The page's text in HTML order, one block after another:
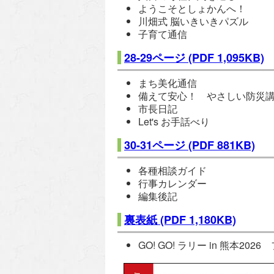
ようこそとしょかんへ！
川畑式 脳いきいきパズル
子育て通信
28-29ページ(PDF 1,095KB)
まち美化通信
備えて安心！ やさしい防災
市長日記
Let's お手話べり
30-31ページ(PDF 881KB)
各種相談ガイド
行事カレンダー
編集後記
裏表紙(PDF 1,180KB)
GO! GO! ラリー in 熊本2026